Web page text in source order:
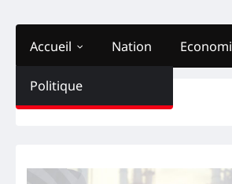
Accueil
Politique
Nation